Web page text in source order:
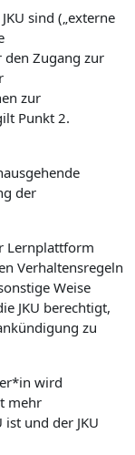
sind („externe
Zugang zur
zur
Punkt 2.
der
Lernplattform
Verhaltensregeln
Weise
JKU berechtigt,
zu
wird
mehr
und der JKU